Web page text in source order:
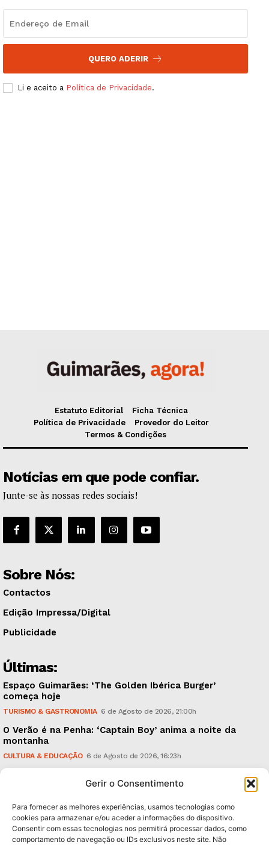
Gerir o Consentimento
Para fornecer as melhores experiências, usamos tecnologias como
cookies para armazenar e/ou aceder a informações do dispositivo.
Consentir com essas tecnologias nos permitirá processar dados, como
comportamento de navegação ou IDs exclusivos neste site. Não
QUERO ADERIR
Li e aceito a Política de Privacidade.
Estatuto Editorial
Ficha Técnica
Política de Privacidade
Provedor do Leitor
Termos & Condições
Notícias em que pode confiar.
Junte-se às nossas redes sociais!
Sobre Nós:
Contactos
Edição Impressa/Digital
Publicidade
Últimas:
Espaço Guimarães: ‘The Golden Ibérica Burger’
começa hoje
TURISMO & GASTRONOMIA 6 de Agosto de 2026, 21:00h
O Verão é na Penha: ‘Captain Boy’ anima a noite da
montanha
CULTURA & EDUCAÇÃO 6 de Agosto de 2026, 16:23h
em causa”, garante Ricardo Araújo
Subscreva Newsletter: